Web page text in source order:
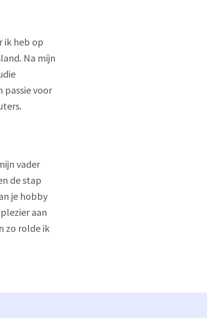
ik heb op
Na mijn
passie voor
vader
de stap
je hobby
aan
zo rolde ik